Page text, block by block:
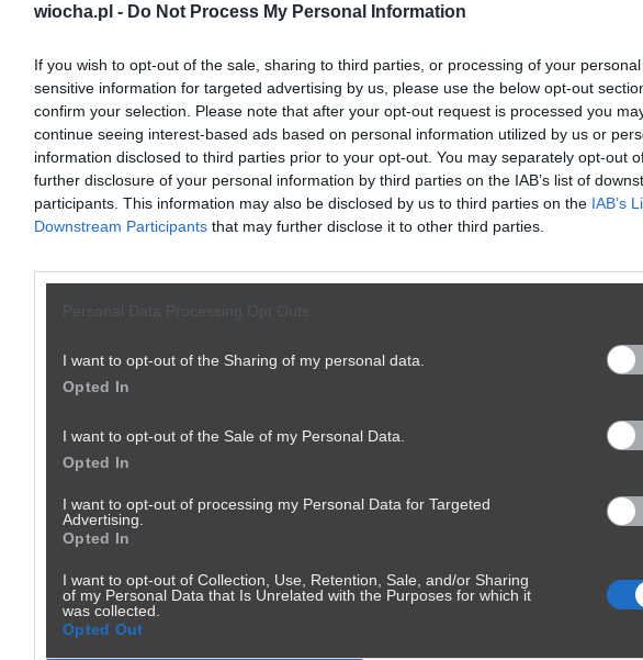
wiocha.pl - Do Not Process My Personal Information
If you wish to opt-out of the sale, sharing to third parties, or processing of your
sensitive information for targeted advertising by us, please use the below opt-out
confirm your selection. Please note that after your opt-out request is processed you
continue seeing interest-based ads based on personal information utilized by us or
information disclosed to third parties prior to your opt-out. You may separately opt-out
further disclosure of your personal information by third parties on the IAB’s list of
participants. This information may also be disclosed by us to third parties on the IAB’s
Downstream Participants that may further disclose it to other third parties.
Personal Data Processing Opt Outs
I want to opt-out of the Sharing of my personal data.
Opted In
I want to opt-out of the Sale of my Personal Data.
Opted In
I want to opt-out of processing my Personal Data for Targeted
Advertising.
Opted In
I want to opt-out of Collection, Use, Retention, Sale, and/or Sharing
of my Personal Data that Is Unrelated with the Purposes for which it
was collected.
Opted Out